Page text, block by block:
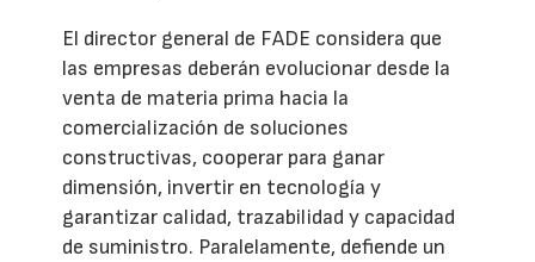
El director general de FADE considera que
las empresas deberán evolucionar desde la
venta de materia prima hacia la
comercialización de soluciones
constructivas, cooperar para ganar
dimensión, invertir en tecnología y
garantizar calidad, trazabilidad y capacidad
de suministro. Paralelamente, defiende un